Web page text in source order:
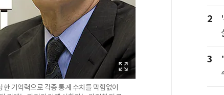
기억력으로 각종 통계 수치를 막힘없이
2
3